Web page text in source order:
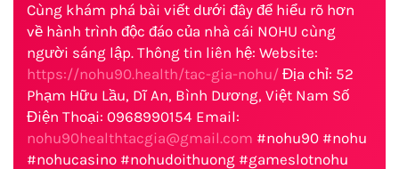
Cùng khám phá bài viết dưới đây để hiểu rõ hơn
về hành trình độc đáo của nhà cái NOHU cùng
người sáng lập. Thông tin liên hệ: Website:
https://nohu90.health/tac-gia-nohu/ Địa chỉ: 52
Phạm Hữu Lầu, Dĩ An, Bình Dương, Việt Nam Số
Điện Thoại: 0968990154 Email:
nohu90healthtacgia@gmail.com #nohu90 #nohu
#nohucasino #nohudoithuong #gameslotnohu